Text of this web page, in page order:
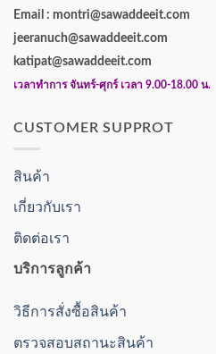
Email : montri@sawaddeeit.com
jeeranuch@sawaddeeit.com
katipat@sawaddeeit.com
เวลาทำการ จันทร์-ศุกร์ เวลา 9.00-18.00 น.
CUSTOMER SUPPROT
สินค้า
เกี่ยวกับเรา
ติดต่อเรา
บริการลูกค้า
วิธีการสั่งซื้อสินค้า
ตรวจสอบสถานะสินค้า